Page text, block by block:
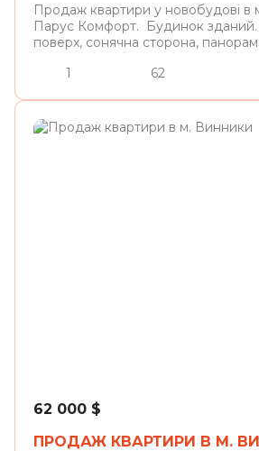
Продаж квартири у новобудові
Парус Комфорт. Будинок зданий.
поверх, сонячна сторона,
1
62
62 000 $
ПРОДАЖ КВАРТИРИ В М.